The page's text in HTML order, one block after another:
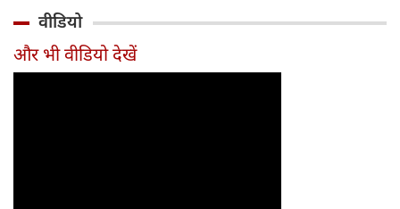
साल से ज्यादा उम्र का
काम, जानें पूरा
और
वीडियो
और भी वीडियो देखें